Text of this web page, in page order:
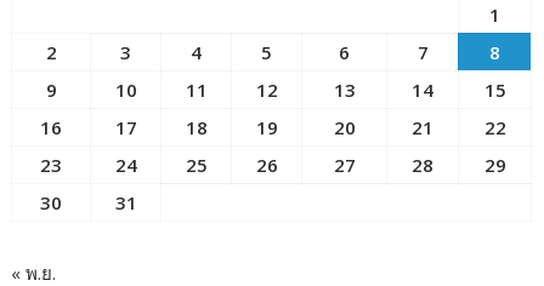
1
2
3 4 5 6 7
8
9
10 11 12 13 14
15
16
17 18 19 20 21
22
23
24 25 26 27 28
29
30
31
« พ.ย.